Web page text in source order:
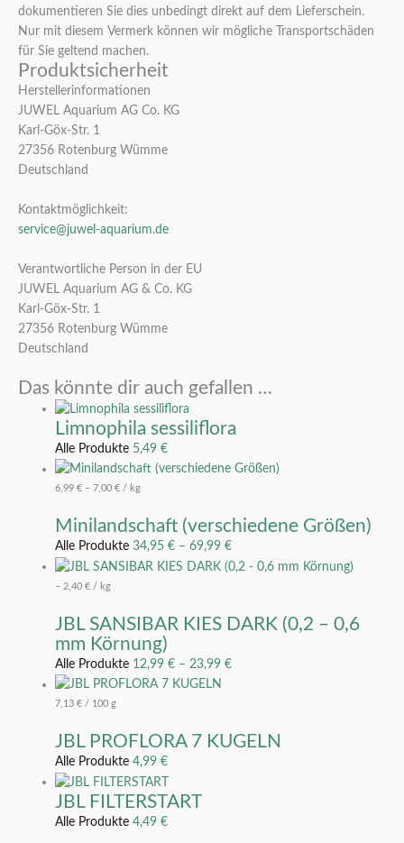
dokumentieren Sie dies unbedingt direkt auf dem Lieferschein.
Nur mit diesem Vermerk können wir mögliche Transportschäden
für Sie geltend machen.
Produktsicherheit
Herstellerinformationen
JUWEL Aquarium AG Co. KG
Karl-Göx-Str. 1
27356 Rotenburg Wümme
Deutschland
Kontaktmöglichkeit:
service@juwel-aquarium.de
Verantwortliche Person in der EU
JUWEL Aquarium AG & Co. KG
Karl-Göx-Str. 1
27356 Rotenburg Wümme
Deutschland
Das könnte dir auch gefallen …
Limnophila sessiliflora
Alle Produkte 5,49€
6,99€ –7,00€ / kg
Minilandschaft (verschiedene Größen)
Alle Produkte34,95€ –69,99€
– 2,40€ / kg
JBL SANSIBAR KIES DARK (0,2 – 0,6
mm Körnung)
Alle Produkte 12,99€ – 23,99€
7,13€ / 100 g
JBL PROFLORA 7 KUGELN
Alle Produkte4,99€
JBL FILTERSTART
Alle Produkte4,49€